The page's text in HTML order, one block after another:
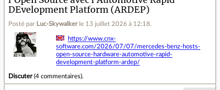
DEvelopment Platform (ARDEP)
Posté par Luc-Skywalker le 13 juillet 2026 à 12:18.
https://www.cnx-
software.com/2026/07/07/mercedes-benz-hosts-
open-source-hardware-automotive-rapid-
development-platform-ardep/
Discuter(4 commentaires).